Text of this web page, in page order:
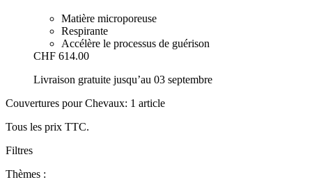
Matière microporeuse
Respirante
Accélère le processus de guérison
CHF 614.00
Livraison gratuite jusqu’au 03 septembre
Couvertures pour Chevaux: 1 article
Tous les prix TTC.
Filtres
Thèmes :